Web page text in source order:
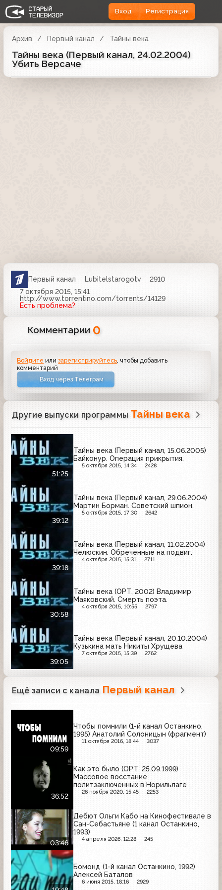
Вход Регистрация
Архив Первый канал Тайны века
Тайны века (Первый канал, 24.02.2004)
Убить Версаче
Первый канал Lubitelstarogotv
2910
7 октября 2015, 15:41
http://www.torrentino.com/torrents/14129
Есть проблема?
Комментарии 0
Войдите илизарегистрируйтесь , чтобы добавить
комментарий
Вход через Телеграм
Другие выпуски программы Тайны века
51:25
Тайны века (Первый канал, 15.06.2005)
Байконур. Операция прикрытия.
5 октября 2015, 14:34 2428
39:12
Тайны века (Первый канал, 29.06.2004)
Мартин Борман. Советский шпион.
5 октября 2015, 17:30 2642
39:18
Тайны века (Первый канал, 11.02.2004)
Челюскин. Обреченные на подвиг.
4 октября 2015, 15:31 2711
30:58
Тайны века (ОРТ, 2002) Владимир
Маяковский. Смерть поэта.
4 октября 2015, 10:55 2797
39:05
Тайны века (Первый канал, 20.10.2004)
Кузькина мать Никиты Хрущева
7 октября 2015, 15:39 2762
Ещё записи с канала Первый канал
09:59
Чтобы помнили (1-й канал Останкино,
1995) Анатолий Солоницын (фрагмент)
11 октября 2016, 18:44 3037
36:52
Как это было (ОРТ, 25.09.1999)
Массовое восстание
политзаключенных в Норильлаге
26 ноября 2020, 15:45 2253
03:46
Дебют Ольги Кабо на Кинофестивале в
Сан-Себастьяне (1 канал Останкино,
1993)
4 апреля 2026, 12:28 245
Бомонд (1-й канал Останкино, 1992)
Алексей Баталов
6 июня 2015, 18:16 2929